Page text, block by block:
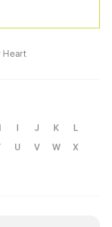
Heart
I J K
L
U V W
X